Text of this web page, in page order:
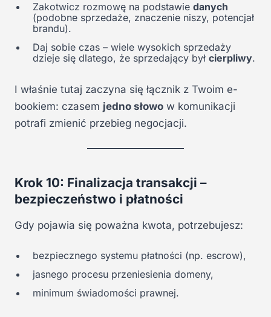
Zakotwicz rozmowę na podstawie danych
(podobne sprzedaże, znaczenie niszy, potencjał
brandu).
Daj sobie czas – wiele wysokich sprzedaży
dzieje się dlatego, że sprzedający był cierpliwy.
I właśnie tutaj zaczyna się łącznik z Twoim e-
bookiem: czasem jedno słowo w komunikacji
potrafi zmienić przebieg negocjacji.
Krok 10: Finalizacja transakcji –
bezpieczeństwo i płatności
Gdy pojawia się poważna kwota, potrzebujesz:
bezpiecznego systemu płatności (np. escrow),
jasnego procesu przeniesienia domeny,
minimum świadomości prawnej.